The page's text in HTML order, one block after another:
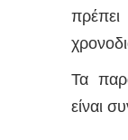
Τα
είναι